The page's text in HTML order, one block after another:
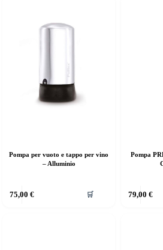
Pompa per vuoto e tappo per vino
– Alluminio
75,00 € 🛒
Pompa
79,00 €